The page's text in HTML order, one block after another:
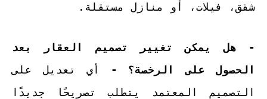
شقق، فيلات، أو منازل مستقلة.
- هل يمكن تغيير تصميم العقار بعد
الحصول على الرخصة؟ -
أي تعديل على
التصميم المعتمد يتطلب تصريحًا جديدًا